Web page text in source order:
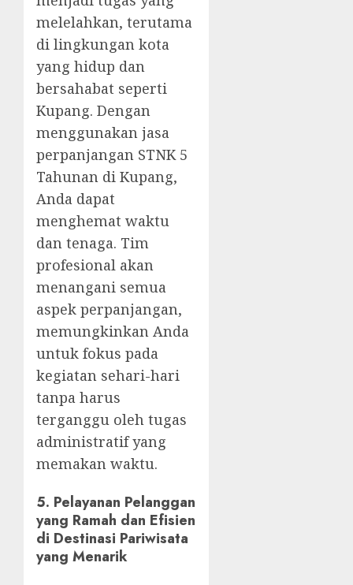
melelahkan, terutama
di lingkungan kota
yang hidup dan
bersahabat seperti
Kupang. Dengan
menggunakan jasa
perpanjangan STNK 5
Tahunan di Kupang,
Anda dapat
menghemat waktu
dan tenaga. Tim
profesional akan
menangani semua
aspek perpanjangan,
memungkinkan Anda
untuk fokus pada
kegiatan sehari-hari
tanpa harus
terganggu oleh tugas
administratif yang
memakan waktu.
5. Pelayanan Pelanggan
yang Ramah dan Efisien
di Destinasi Pariwisata
yang Menarik